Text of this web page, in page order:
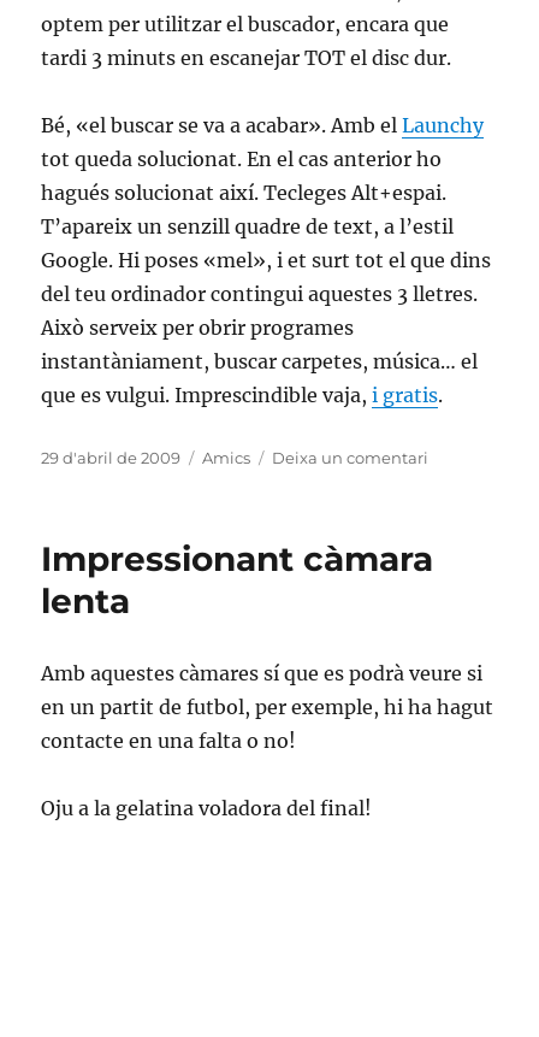
optem per utilitzar el buscador, encara que
tardi 3 minuts en escanejar TOT el disc dur.
Bé, «el buscar se va a acabar». Amb elLaunchy
tot queda solucionat. En el cas anterior ho
hagués solucionat així. Tecleges Alt+espai.
T’apareix un senzill quadre de text, a l’estil
Google. Hi poses «mel», i et surt tot el que dins
del teu ordinador contingui aquestes 3 lletres.
Això serveix per obrir programes
instantàniament, buscar carpetes, música… el
que es vulgui. Imprescindible vaja,i gratis.
Publicat
29 d'abril de 2009 Categories
Amics Deixa un comentari
viure
Impressionant càmara
lenta
Amb aquestes càmares sí que es podrà veure si
en un partit de futbol, per exemple, hi ha hagut
contacte en una falta o no!
Oju a la gelatina voladora del final!